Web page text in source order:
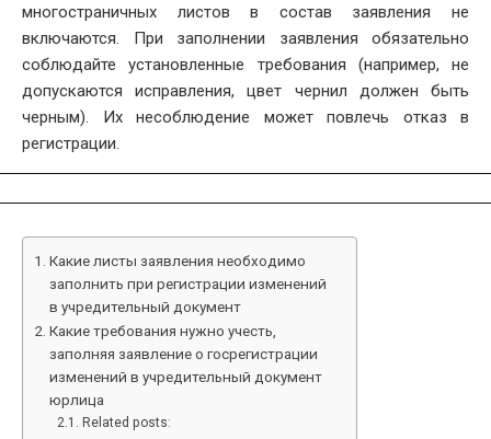
многостраничных листов в состав заявления не
включаются. При заполнении заявления обязательно
соблюдайте установленные требования (например, не
допускаются исправления, цвет чернил должен быть
черным). Их несоблюдение может повлечь отказ в
регистрации.
Какие листы заявления необходимо
заполнить при регистрации изменений
в учредительный документ
Какие требования нужно учесть,
заполняя заявление о госрегистрации
изменений в учредительный документ
юрлица
Related posts: